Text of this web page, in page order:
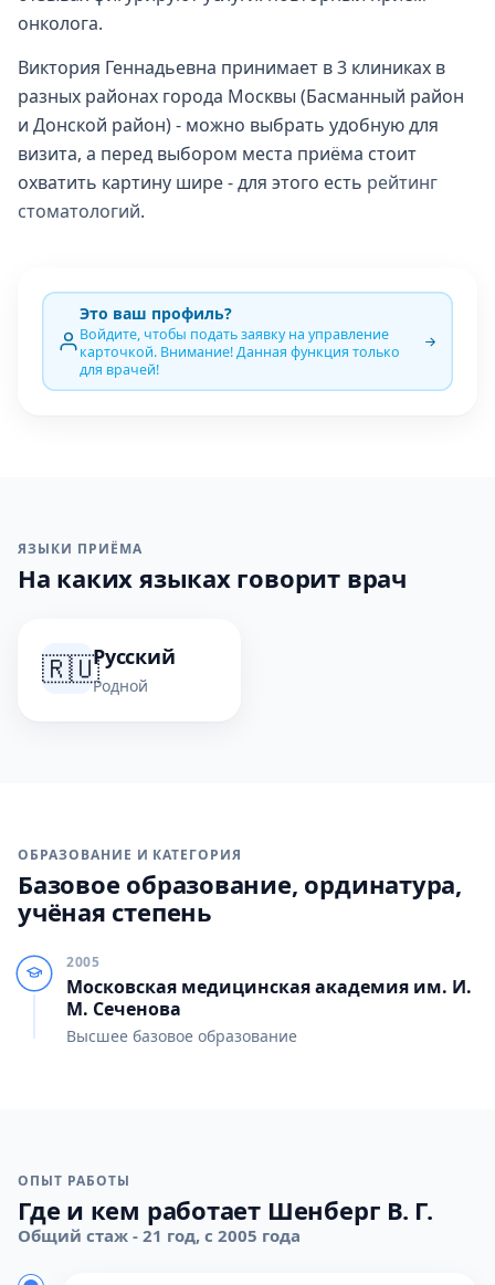
онколога.
Виктория Геннадьевна принимает в 3 клиниках в
разных районах города Москвы (Басманный район
и Донской район) - можно выбрать удобную для
визита, а перед выбором места приёма стоит
охватить картину шире - для этого есть рейтинг
стоматологий.
Это ваш профиль?
Войдите, чтобы подать заявку на управление
карточкой. Внимание! Данная функция только
для врачей!
ЯЗЫКИ ПРИЁМА
На каких языках говорит врач
🇷🇺Русский
Родной
ОБРАЗОВАНИЕ И КАТЕГОРИЯ
Базовое образование, ординатура,
учёная степень
2005
Московская медицинская академия им. И.
М. Сеченова
Высшее базовое образование
ОПЫТ РАБОТЫ
Где и кем работает Шенберг В. Г.
Общий стаж - 21 год, с 2005 года